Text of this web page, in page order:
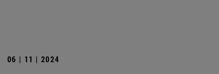
06 | 11 | 2024